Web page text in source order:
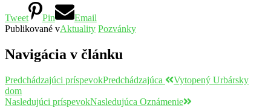
Tweet Pin
Email
Publikované vAktuality Pozvánky
Navigácia v článku
Predchádzajúci príspevokPredchádzajúca
Vytopený Urbársky
dom
Nasledujúci príspevokNasledujúca Oznámenie